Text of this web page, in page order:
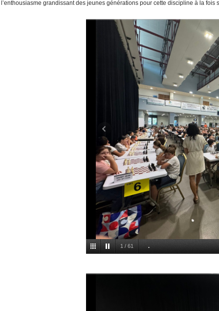
l’enthousiasme grandissant des jeunes générations pour cette discipline à la fois
2 / 61 .